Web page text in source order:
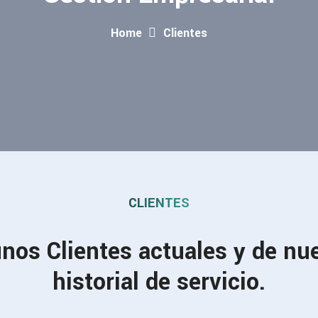
Home Clientes
CLIENTES
Clientes actuales y de
historial de servicio.